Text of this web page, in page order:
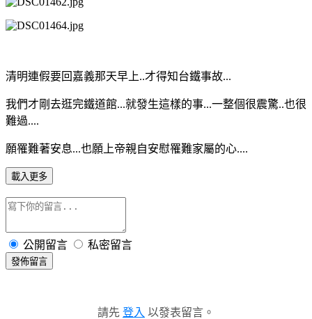
清明連假要回嘉義那天早上..才得知台鐵事故...
我們才剛去逛完鐵道館...就發生這樣的事...一整個很震驚..也很
難過....
願罹難著安息...也願上帝親自安慰罹難家屬的心....
載入更多
公開留言 私密留言
發佈留言
請先 登入 以發表留言。